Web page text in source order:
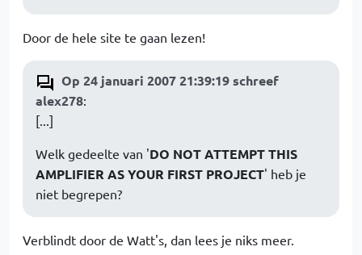
Door de hele site te gaan lezen!
Op 24 januari 2007 21:39:19 schreef
alex278:
[...]
Welk gedeelte van 'DO NOT ATTEMPT THIS
AMPLIFIER AS YOUR FIRST PROJECT' heb je
niet begrepen?
Verblindt door de Watt's, dan lees je niks meer.